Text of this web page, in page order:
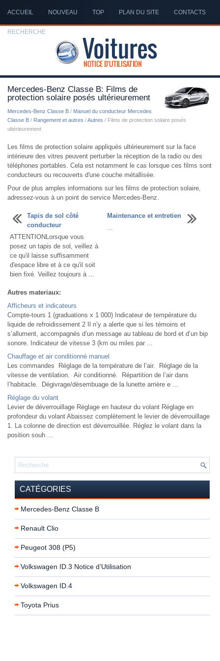
ACCUEIL NOUVEAU TOP PLAN DU SITE CONTACTS
RECHERCHE
Mercedes-Benz Classe B: Films de
protection solaire posés ultérieurement
Mercedes-Benz Classe B / Manuel du conducteur Mercedes
Classe B / Rangement et autres /Autres / Films de protection solaire posés
ultérieurement
Les films de protection solaire appliqués ultérieurement sur la face
intérieure des vitres peuvent perturber la réception de la radio ou des
téléphones portables. Cela est notamment le cas lorsque ces films sont
conducteurs ou recouverts d'une couche métallisée.
Pour de plus amples informations sur les films de protection solaire,
adressez-vous à un point de service Mercedes-Benz.
Tapis de sol côté
conducteur
ATTENTIONLorsque vous
posez un tapis de sol, veillez à
ce qu'il laisse suffisamment
d'espace libre et à ce qu'il soit
bien fixé. Veillez toujours à ...
Maintenance et entretien
...
Autres materiaux:
Afficheurs et indicateurs
Compte-tours 1 (graduations x 1 000) Indicateur de température du
liquide de refroidissement 2 Il n’y a alerte que si les témoins et
s’allument, accompagnés d’un message au tableau de bord et d’un bip
sonore. Indicateur de vitesse 3 (km ou miles par ...
Chauffage et air conditionné manuel
Les commandes Réglage de la température de l’air. Réglage de la
vitesse de ventilation. Air conditionné. Répartition de l’air dans
l’habitacle. Dégivrage/désembuage de la lunette arrière e ...
Réglage du volant
Levier de déverrouillage Réglage en hauteur du volant Réglage en
profondeur du volant Abaissez complètement le levier de déverrouillage
1. La colonne de direction est déverrouillée. Réglez le volant dans la
position souh ...
CATÉGORIES
Mercedes-Benz Classe B
Renault Clio
Peugeot 308 (P5)
Volkswagen ID.3 Notice d’Utilisation
Volkswagen ID.4
Toyota Prius